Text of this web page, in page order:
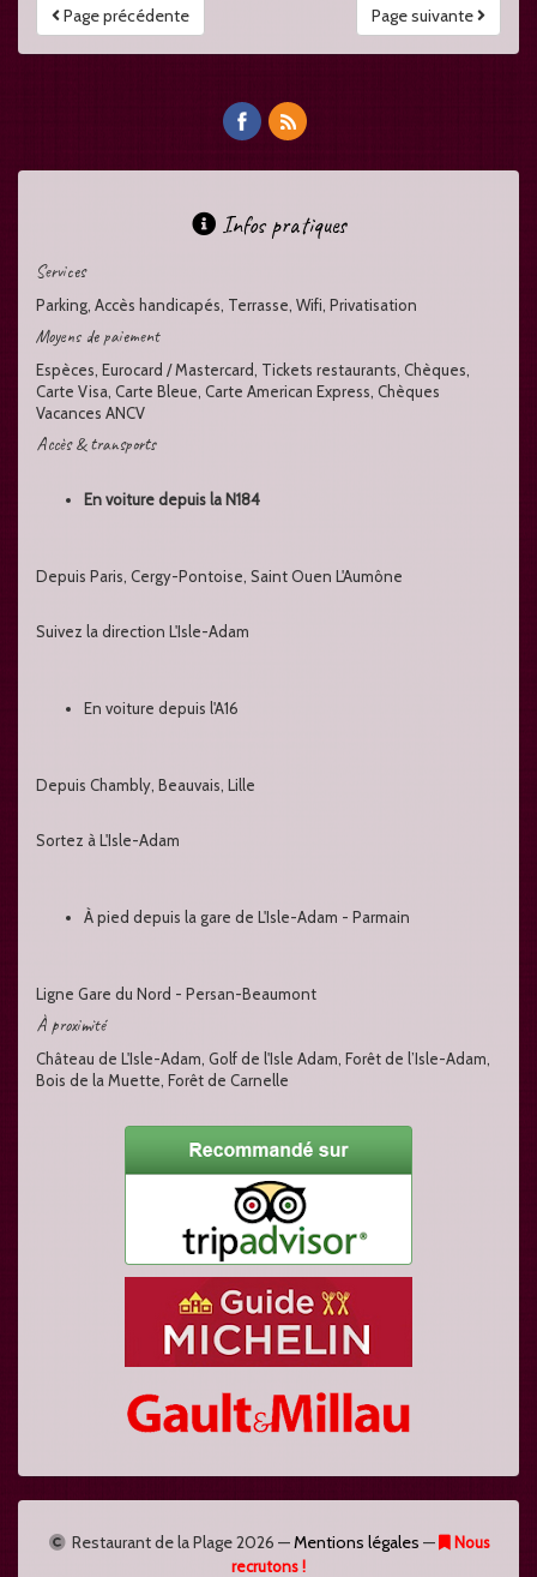
Page suivante
Page précédente
Infos pratiques
Services
Parking, Accès handicapés, Terrasse, Wifi, Privatisation
Moyens de paiement
Espèces, Eurocard / Mastercard, Tickets restaurants, Chèques,
Carte Visa, Carte Bleue, Carte American Express, Chèques
Vacances ANCV
Accès & transports
En voiture depuis la N184
Depuis Paris, Cergy-Pontoise, Saint Ouen L'Aumône
Suivez la direction L'Isle-Adam
En voiture depuis l'A16
Depuis Chambly, Beauvais, Lille
Sortez à L'Isle-Adam
À pied depuis la gare de L'Isle-Adam - Parmain
Ligne Gare du Nord - Persan-Beaumont
À proximité
Château de L'Isle-Adam, Golf de l'Isle Adam, Forêt de l’Isle-Adam,
Bois de la Muette, Forêt de Carnelle
Restaurant de la Plage2026 —Mentions légales —
Nous
recrutons !